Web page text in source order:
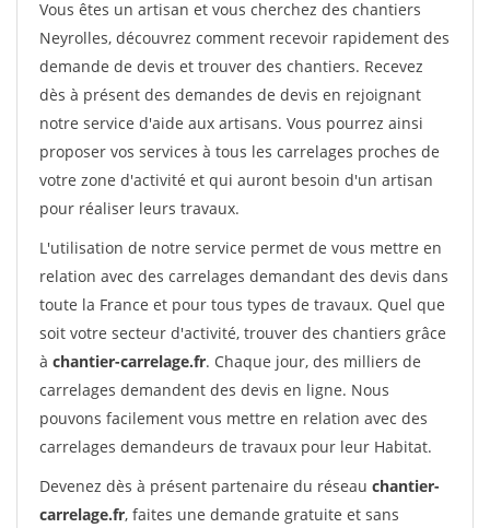
Vous êtes un artisan et vous cherchez des chantiers
Neyrolles, découvrez comment recevoir rapidement des
demande de devis et trouver des chantiers. Recevez
dès à présent des demandes de devis en rejoignant
notre service d'aide aux artisans. Vous pourrez ainsi
proposer vos services à tous les carrelages proches de
votre zone d'activité et qui auront besoin d'un artisan
pour réaliser leurs travaux.
L'utilisation de notre service permet de vous mettre en
relation avec des carrelages demandant des devis dans
toute la France et pour tous types de travaux. Quel que
soit votre secteur d'activité, trouver des chantiers grâce
à chantier-carrelage.fr. Chaque jour, des milliers de
carrelages demandent des devis en ligne. Nous
pouvons facilement vous mettre en relation avec des
carrelages demandeurs de travaux pour leur Habitat.
Devenez dès à présent partenaire du réseau chantier-
carrelage.fr, faites une demande gratuite et sans